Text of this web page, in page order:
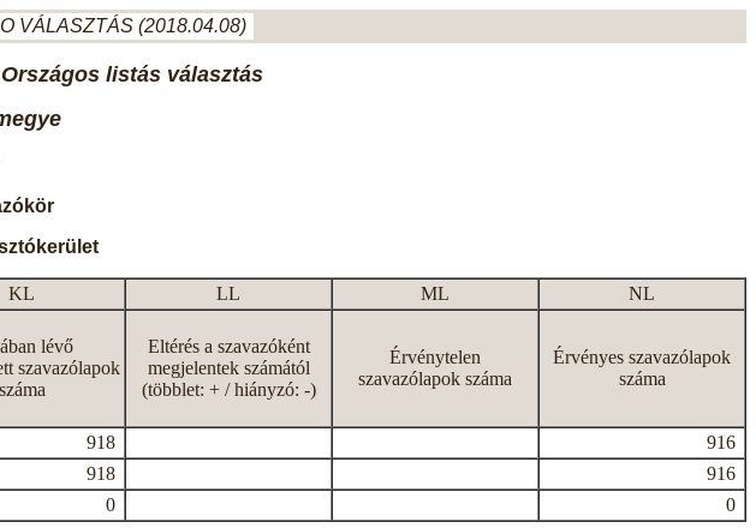
VÁLASZTÁS (2018.04.08)
listás választás
KL LL ML
NL
lévő
szavazólapok
száma
Eltérés a szavazóként
megjelentek számától
(többlet: + / hiányzó: -)
Érvénytelen
szavazólapok száma
Érvényes szavazólapok
száma
918
916
918
916
0 0